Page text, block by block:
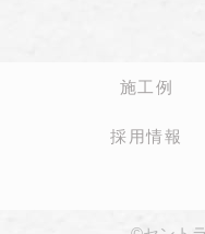
施工例
採用情報